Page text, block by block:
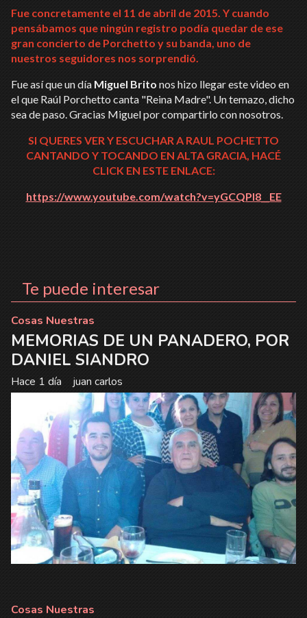
Fue concretamente el 11 de abril de 2015. Y cuando
pensábamos que ningún registro podía quedar de ese
gran concierto de Porchetto y su banda, uno de
nuestros seguidores nos sorprendió.
Fue así que un día Miguel Brito nos hizo llegar este video en
el que Raúl Porchetto canta "Reina Madre". Un temazo, dicho
sea de paso. Gracias Miguel por compartirlo con nosotros.
SI QUERES VER Y ESCUCHAR A RAUL POCHETTO
CANTANDO Y TOCANDO EN ALTA GRACIA, HACÉ
CLICK EN ESTE ENLACE:
https://www.youtube.com/watch?v=yGCQPl8__EE
Te puede interesar
MEMORIAS DE UN PANADERO, POR
DANIEL SIANDRO
juan carlos
Cosas Nuestras
Hace 1 día
Cosas Nuestras